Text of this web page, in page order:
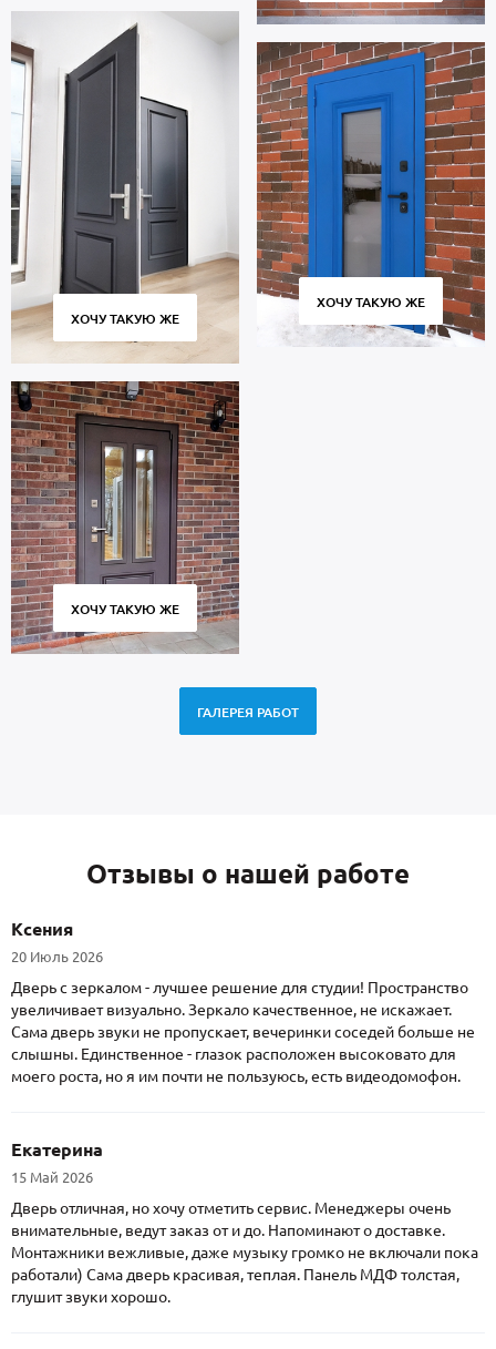
ХОЧУ ТАКУЮ ЖЕ
ХОЧУ ТАКУЮ ЖЕ
ХОЧУ ТАКУЮ ЖЕ
ГАЛЕРЕЯ РАБОТ
Отзывы о нашей работе
Ксения
20 Июль 2026
Дверь с зеркалом - лучшее решение для студии! Пространство
увеличивает визуально. Зеркало качественное, не искажает.
Сама дверь звуки не пропускает, вечеринки соседей больше не
слышны. Единственное - глазок расположен высоковато для
моего роста, но я им почти не пользуюсь, есть видеодомофон.
Екатерина
15 Май 2026
Дверь отличная, но хочу отметить сервис. Менеджеры очень
внимательные, ведут заказ от и до. Напоминают о доставке.
Монтажники вежливые, даже музыку громко не включали пока
работали) Сама дверь красивая, теплая. Панель МДФ толстая,
глушит звуки хорошо.